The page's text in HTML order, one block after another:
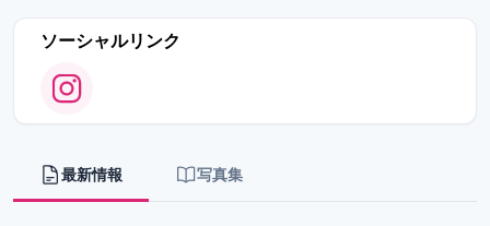
ソーシャルリンク
最新情報 写真集